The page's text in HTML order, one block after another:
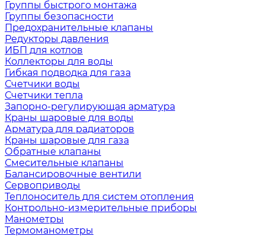
Группы быстрого монтажа
Группы безопасности
Предохранительные клапаны
Редукторы давления
ИБП для котлов
Коллекторы для воды
Гибкая подводка для газа
Счетчики воды
Счетчики тепла
Запорно-регулирующая арматура
Краны шаровые для воды
Арматура для радиаторов
Краны шаровые для газа
Обратные клапаны
Смесительные клапаны
Балансировочные вентили
Сервоприводы
Теплоноситель для систем отопления
Контрольно-измерительные приборы
Манометры
Термоманометры